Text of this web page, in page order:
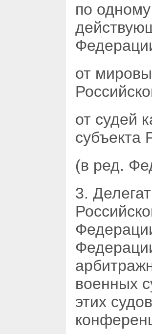
по
от
от судей
субъекта
(в ред.
3.
военных
этих